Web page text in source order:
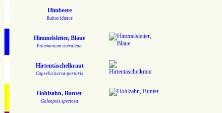
Himbeere
Rubus idaeus
Himmelsleiter, Blaue
Polemonium caeruleum
Hirtentäschelkraut
Capsella bursa-pastoris
Hohlzahn, Bunter
Galeopsis speciosa